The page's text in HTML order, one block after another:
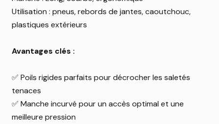
Utilisation : pneus, rebords de jantes, caoutchouc,
plastiques extérieurs
Avantages clés :
✅ Poils rigides parfaits pour décrocher les saletés
tenaces
✅ Manche incurvé pour un accès optimal et une
meilleure pression